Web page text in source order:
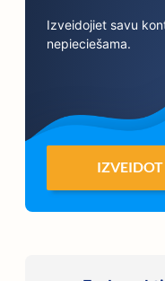
Izveidojiet savu
nepieciešama.